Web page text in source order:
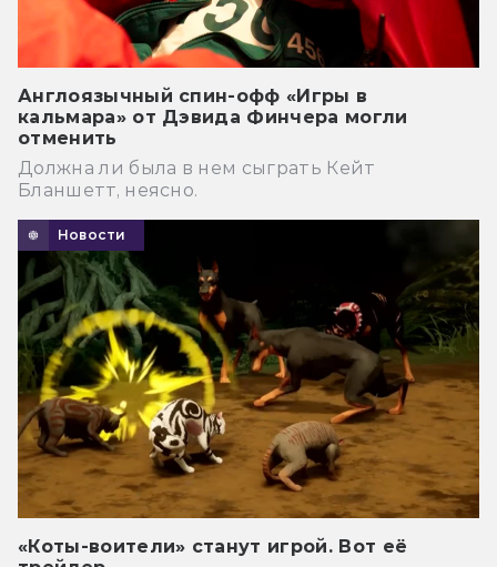
Англоязычный спин-офф «Игры в
кальмара» от Дэвида Финчера могли
отменить
Должна ли была в нем сыграть Кейт
Бланшетт, неясно.
Новости
«Коты-воители» станут игрой. Вот её